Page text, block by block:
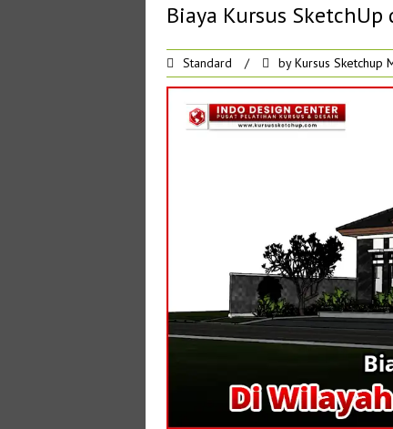
Biaya Kursus
Standard / byKursus Sketchup